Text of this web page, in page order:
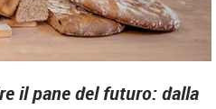
il pane del futuro: dalla